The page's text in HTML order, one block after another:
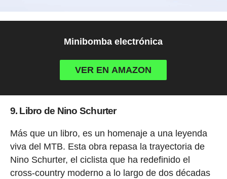
Minibomba electrónica
VER EN AMAZON
9. Libro de Nino Schurter
Más que un libro, es un homenaje a una leyenda
viva del MTB. Esta obra repasa la trayectoria de
Nino Schurter, el ciclista que ha redefinido el
cross-country moderno a lo largo de dos décadas